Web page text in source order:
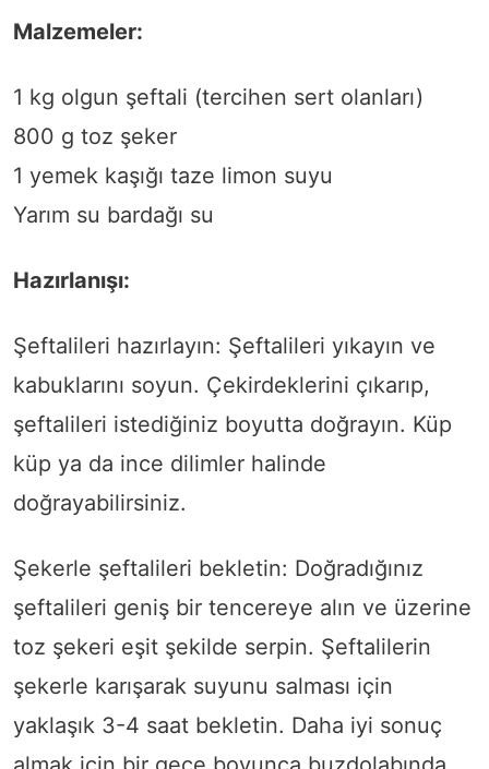
Malzemeler:
1 kg olgun şeftali (tercihen sert olanları)
800 g toz şeker
1 yemek kaşığı taze limon suyu
Yarım su bardağı su
Hazırlanışı:
Şeftalileri hazırlayın: Şeftalileri yıkayın ve
kabuklarını soyun. Çekirdeklerini çıkarıp,
şeftalileri istediğiniz boyutta doğrayın. Küp
küp ya da ince dilimler halinde
doğrayabilirsiniz.
Şekerle şeftalileri bekletin: Doğradığınız
şeftalileri geniş bir tencereye alın ve üzerine
toz şekeri eşit şekilde serpin. Şeftalilerin
şekerle karışarak suyunu salması için
yaklaşık 3-4 saat bekletin. Daha iyi sonuç